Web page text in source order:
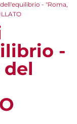
- "Roma,
-